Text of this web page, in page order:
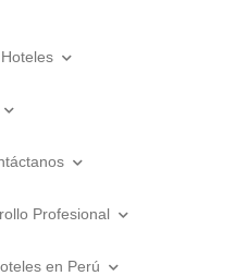
Profesional
en Perú